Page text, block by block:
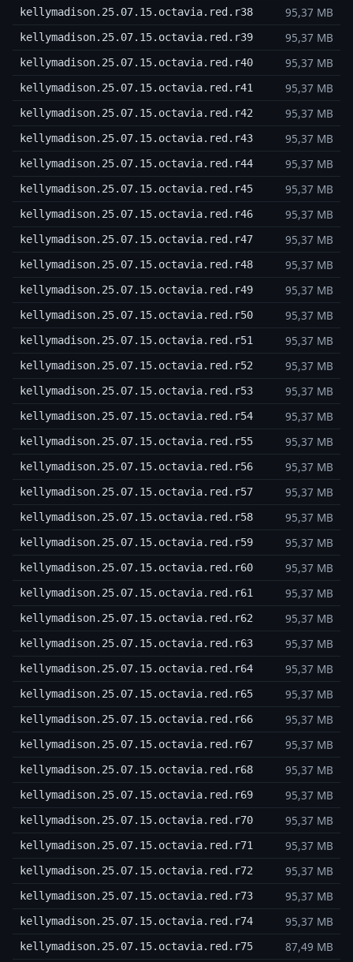
kellymadison.25.07.15.octavia.red.r38 95,37 MB
kellymadison.25.07.15.octavia.red.r39 95,37 MB
kellymadison.25.07.15.octavia.red.r40 95,37 MB
kellymadison.25.07.15.octavia.red.r41 95,37 MB
kellymadison.25.07.15.octavia.red.r42 95,37 MB
kellymadison.25.07.15.octavia.red.r43 95,37 MB
kellymadison.25.07.15.octavia.red.r44 95,37 MB
kellymadison.25.07.15.octavia.red.r45 95,37 MB
kellymadison.25.07.15.octavia.red.r46 95,37 MB
kellymadison.25.07.15.octavia.red.r47 95,37 MB
kellymadison.25.07.15.octavia.red.r48 95,37 MB
kellymadison.25.07.15.octavia.red.r49 95,37 MB
kellymadison.25.07.15.octavia.red.r50 95,37 MB
kellymadison.25.07.15.octavia.red.r51 95,37 MB
kellymadison.25.07.15.octavia.red.r52 95,37 MB
kellymadison.25.07.15.octavia.red.r53 95,37 MB
kellymadison.25.07.15.octavia.red.r54 95,37 MB
kellymadison.25.07.15.octavia.red.r55 95,37 MB
kellymadison.25.07.15.octavia.red.r56 95,37 MB
kellymadison.25.07.15.octavia.red.r57 95,37 MB
kellymadison.25.07.15.octavia.red.r58 95,37 MB
kellymadison.25.07.15.octavia.red.r59 95,37 MB
kellymadison.25.07.15.octavia.red.r60 95,37 MB
kellymadison.25.07.15.octavia.red.r61 95,37 MB
kellymadison.25.07.15.octavia.red.r62 95,37 MB
kellymadison.25.07.15.octavia.red.r63 95,37 MB
kellymadison.25.07.15.octavia.red.r64 95,37 MB
kellymadison.25.07.15.octavia.red.r65 95,37 MB
kellymadison.25.07.15.octavia.red.r66 95,37 MB
kellymadison.25.07.15.octavia.red.r67 95,37 MB
kellymadison.25.07.15.octavia.red.r68 95,37 MB
kellymadison.25.07.15.octavia.red.r69 95,37 MB
kellymadison.25.07.15.octavia.red.r70 95,37 MB
kellymadison.25.07.15.octavia.red.r71 95,37 MB
kellymadison.25.07.15.octavia.red.r72 95,37 MB
kellymadison.25.07.15.octavia.red.r73 95,37 MB
kellymadison.25.07.15.octavia.red.r74 95,37 MB
kellymadison.25.07.15.octavia.red.r75 87,49 MB